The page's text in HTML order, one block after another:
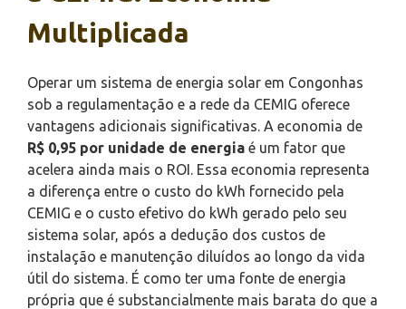
Multiplicada
Operar um sistema de energia solar em Congonhas
sob a regulamentação e a rede da CEMIG oferece
vantagens adicionais significativas. A economia de
R$ 0,95 por unidade de energia é um fator que
acelera ainda mais o ROI. Essa economia representa
a diferença entre o custo do kWh fornecido pela
CEMIG e o custo efetivo do kWh gerado pelo seu
sistema solar, após a dedução dos custos de
instalação e manutenção diluídos ao longo da vida
útil do sistema. É como ter uma fonte de energia
própria que é substancialmente mais barata do que a